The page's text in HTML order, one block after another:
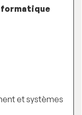
et systèmes